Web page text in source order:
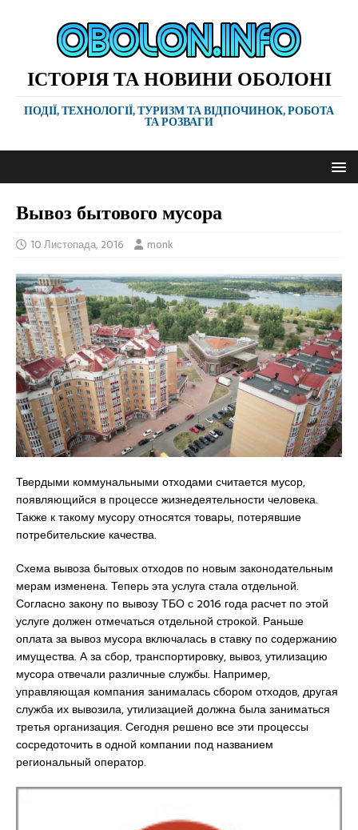
ІСТОРІЯ ТА НОВИНИ ОБОЛОНІ
ПОДІЇ, ТЕХНОЛОГІЇ, ТУРИЗМ ТА ВІДПОЧИНОК, РОБОТА
ТА РОЗВАГИ
Вывоз бытового мусора
10 Листопада, 2016 monk
Твердыми коммунальными отходами считается мусор,
появляющийся в процессе жизнедеятельности человека.
Также к такому мусору относятся товары, потерявшие
потребительские качества.
Схема вывоза бытовых отходов по новым законодательным
мерам изменена. Теперь эта услуга стала отдельной.
Согласно закону по вывозу ТБО с 2016 года расчет по этой
услуге должен отмечаться отдельной строкой. Раньше
оплата за вывоз мусора включалась в ставку по содержанию
имущества. А за сбор, транспортировку, вывоз, утилизацию
мусора отвечали различные службы. Например,
управляющая компания занималась сбором отходов, другая
служба их вывозила, утилизацией должна была заниматься
третья организация. Сегодня решено все эти процессы
сосредоточить в одной компании под названием
региональный оператор.